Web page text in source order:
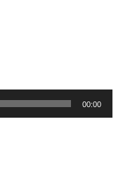
00:00